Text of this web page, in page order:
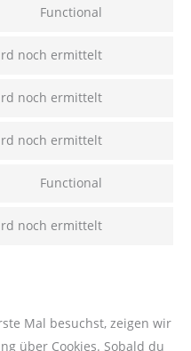
Functional
noch ermittelt
noch ermittelt
noch ermittelt
Functional
noch ermittelt
Mal besuchst, zeigen wir
über Cookies. Sobald du